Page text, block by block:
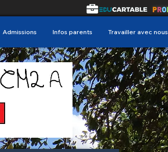
Admissions Infos parents Travailler avec nous